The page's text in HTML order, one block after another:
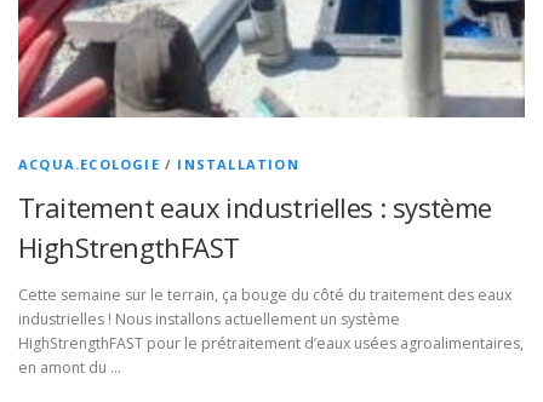
ACQUA.ECOLOGIE / INSTALLATION
Traitement eaux industrielles : système
HighStrengthFAST
Cette semaine sur le terrain, ça bouge du côté du traitement des eaux
industrielles ! Nous installons actuellement un système
HighStrengthFAST pour le prétraitement d’eaux usées agroalimentaires,
en amont du …